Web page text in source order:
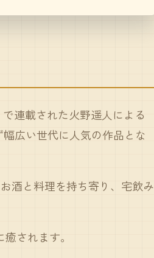
で連載された火野遥人による
広い世代に人気の作品とな
酒と料理を持ち寄り、宅飲み
されます。